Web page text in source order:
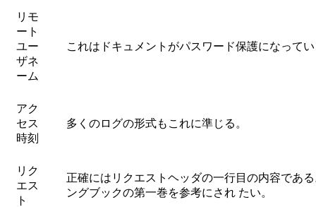
リモ
ート
ユー
ザネ
ーム
これはドキュメントがパスワード保護になって
アク
セス
時刻
多くのログの形式もこれに準じる。
リク
エス
ト
正確にはリクエストヘッダの一行目の内容であ
ングブックの第一巻を参考にされ たい。